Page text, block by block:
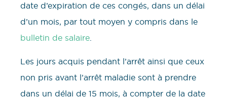
date d’expiration de ces congés, dans un délai
d’un mois, par tout moyen y compris dans le
bulletin de salaire.
Les jours acquis pendant l’arrêt ainsi que ceux
non pris avant l’arrêt maladie sont à prendre
dans un délai de 15 mois, à compter de la date